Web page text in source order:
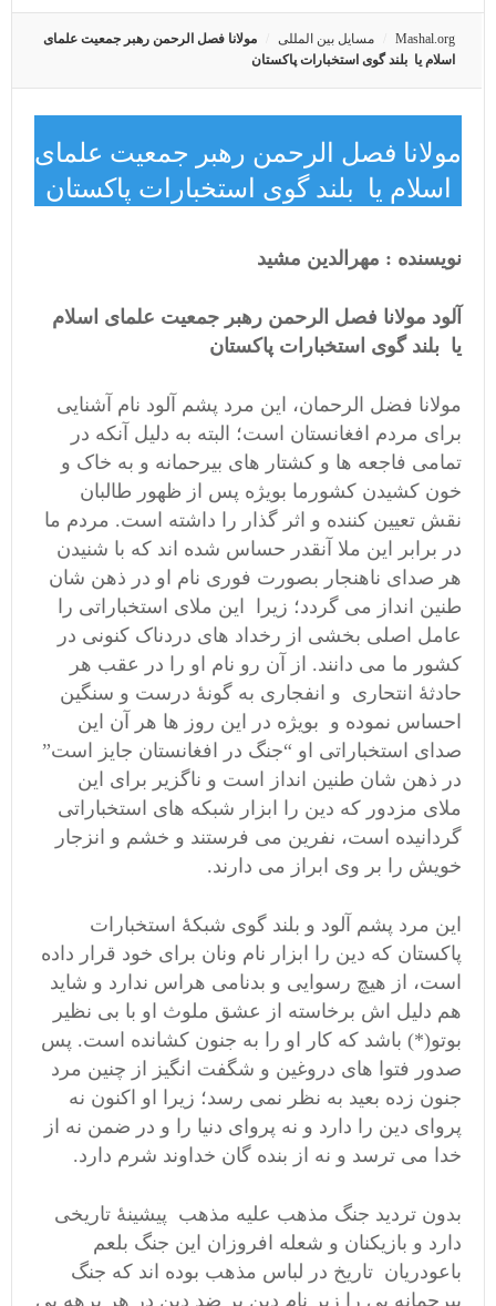
Mashal.org مسایل بین المللی
مولانا فصل الرحمن رهبر جمعیت علمای
اسلام یا بلند گوی استخبارات پاکستان
مولانا فصل الرحمن رهبر جمعیت علمای
اسلام یا بلند گوی استخبارات پاکستان
نویسنده : مهرالدین مشید
آلود مولانا فصل الرحمن رهبر جمعیت علمای اسلام
یا بلند گوی استخبارات پاکستان
مولانا فضل الرحمان، این مرد پشم آلود نام آشنایی
برای مردم افغانستان است؛ البته به دلیل آنکه در
تمامی فاجعه ها و کشتار های بیرحمانه و به خاک و
خون کشیدن کشورما بویژه پس از ظهور طالبان
نقش تعیین کننده و اثر گذار را داشته است. مردم ما
در برابر این ملا آنقدر حساس شده اند که با شنیدن
هر صدای ناهنجار بصورت فوری نام او در ذهن شان
طنین انداز می گردد؛ زیرا این ملای استخباراتی را
عامل اصلی بخشی از رخداد های دردناک کنونی در
کشور ما می دانند. از آن رو نام او را در عقب هر
حادثۀ انتحاری و انفجاری به گونۀ درست و سنگین
احساس نموده و بویژه در این روز ها هر آن این
صدای استخباراتی او “جنگ در افغانستان جایز است”
در ذهن شان طنین انداز است و ناگزیر برای این
ملای مزدور که دین را ابزار شبکه های استخباراتی
گردانیده است، نفرین می فرستند و خشم و انزجار
خویش را بر وی ابراز می دارند.
این مرد پشم آلود و بلند گوی شبکۀ استخبارات
پاکستان که دین را ابزار نام ونان برای خود قرار داده
است، از هیچ رسوایی و بدنامی هراس ندارد و شاید
هم دلیل اش برخاسته از عشق ملوث او با بی نظیر
بوتو(*) باشد که کار او را به جنون کشانده است. پس
صدور فتوا های دروغین و شگفت انگیز از چنین مرد
جنون زده بعید به نظر نمی رسد؛ زیرا او اکنون نه
پروای دین را دارد و نه پروای دنیا را و در ضمن نه از
خدا می ترسد و نه از بنده گان خداوند شرم دارد.
بدون تردید جنگ مذهب علیه مذهب پیشینۀ تاریخی
دارد و بازیکنان و شعله افروزان این جنگ بلعم
باعودریان تاریخ در لباس مذهب بوده اند که جنگ
بیرحمانه یی را زیر نام دین بر ضد دین در هر برهه یی